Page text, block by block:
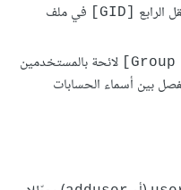
الرابع في ملف
لائحة بالمستخدمين
بين أسماء الحسابات